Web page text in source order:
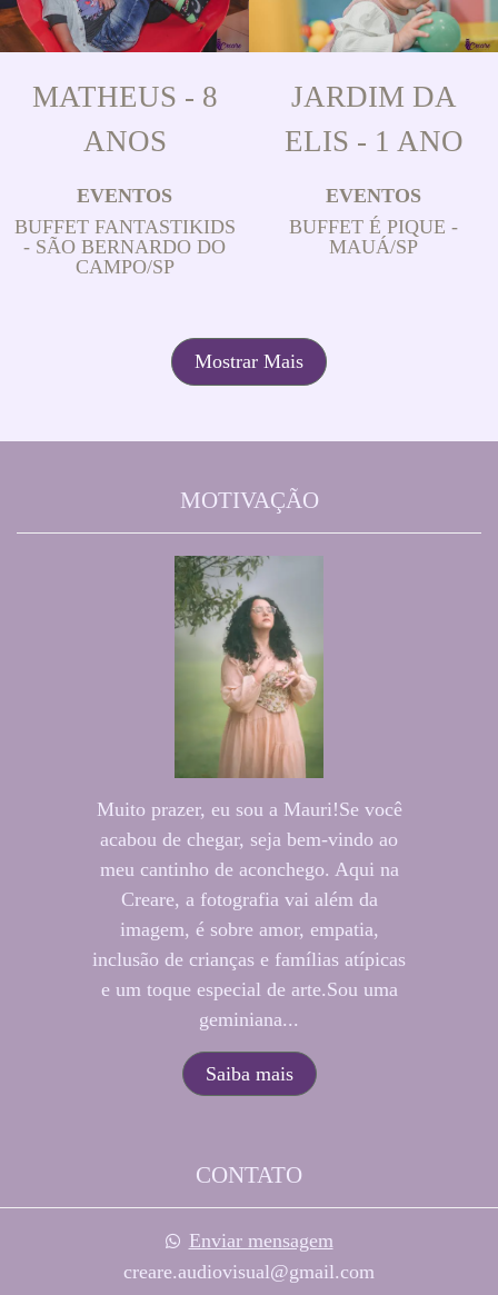
MATHEUS - 8
ANOS
EVENTOS
BUFFET FANTASTIKIDS
- SÃO BERNARDO DO
CAMPO/SP
JARDIM DA
ELIS - 1 ANO
EVENTOS
BUFFET É PIQUE -
MAUÁ/SP
Mostrar Mais
MOTIVAÇÃO
Muito prazer, eu sou a Mauri!Se você
acabou de chegar, seja bem-vindo ao
meu cantinho de aconchego. Aqui na
Creare, a fotografia vai além da
imagem, é sobre amor, empatia,
inclusão de crianças e famílias atípicas
e um toque especial de arte.Sou uma
geminiana...
Saiba mais
CONTATO
Enviar mensagem
creare.audiovisual@gmail.com